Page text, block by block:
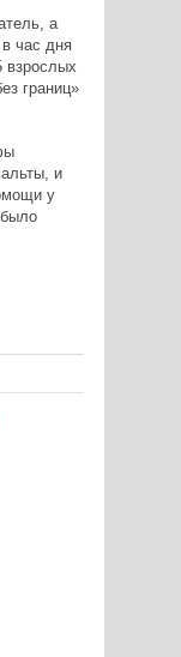
а
час дня
взрослых
границ»
и
у